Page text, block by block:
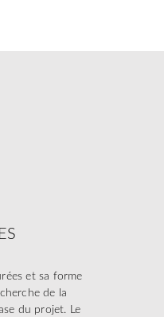
et sa forme
de la
du projet. Le